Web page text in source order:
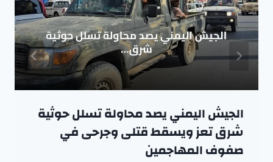
الجيش اليمني يصد محاولة تسلل حوثية
شرق تعز ويسقط قتلى وجرحى في
صفوف المهاجمين